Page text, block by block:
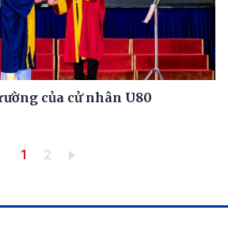
của cử nhân U80
Trang hiện thời
1 Trang
2